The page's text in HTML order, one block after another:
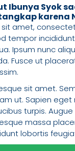
Ibunya Syok
karena
amet,
tempor
Ipsum nunc
Fusce ut
sit amet.
ut. Sapien eget
turpis.
massa
lobortis